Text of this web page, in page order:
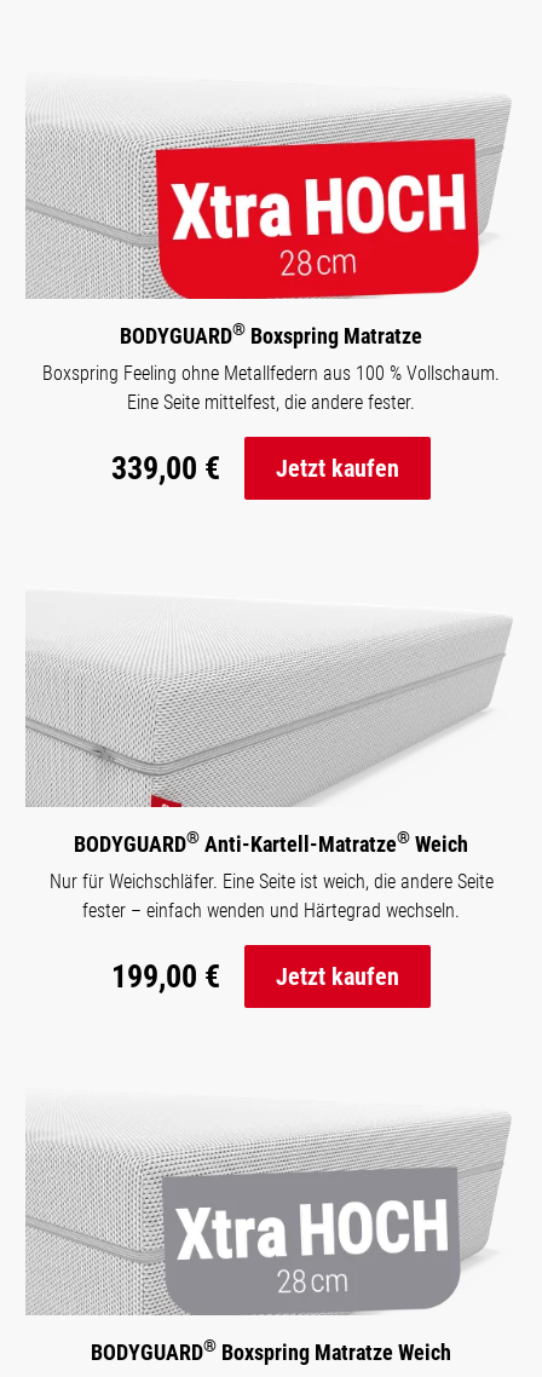
BODYGUARD® Boxspring Matratze
Boxspring Feeling ohne Metallfedern aus 100 % Vollschaum.
Eine Seite mittelfest, die andere fester.
339,00 € Jetzt kaufen
BODYGUARD® Anti-Kartell-Matratze® Weich
Nur für Weichschläfer. Eine Seite ist weich, die andere Seite
fester – einfach wenden und Härtegrad wechseln.
199,00 € Jetzt kaufen
BODYGUARD® Boxspring Matratze Weich